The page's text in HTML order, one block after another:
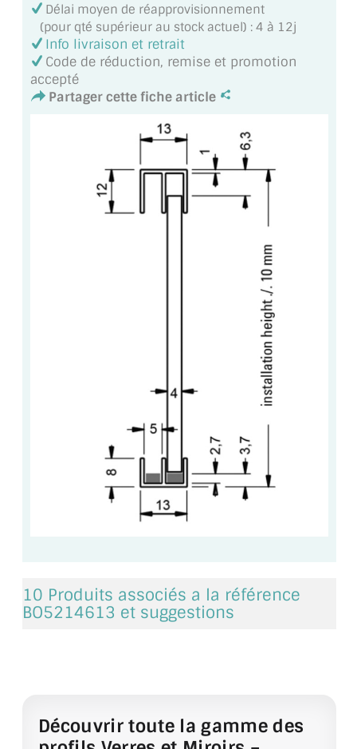
PAROI DE DOUCHE
VERRE FEUILLETÉ
VERRE ANTI-REFLET
VERRE LAQUÉ/CRÉDENCE
DALLE DE SOL EN VERRE
ACCESSOIRES & QUINCAILLERIE
CATALOGUE DE PROFILS ET FIXATION DU
VITRINE EN VERRE
BOUTONS ET POIGNÉES
Délai moyen de réapprovisionnement
(pour qté supérieur au stock actuel) : 4 à 12j
Info livraison et retrait
Code de réduction, remise et promotion
accepté
Partager cette fiche article
10 Produits associés a la référence
BO5214613 et suggestions
Découvrir toute la gamme des